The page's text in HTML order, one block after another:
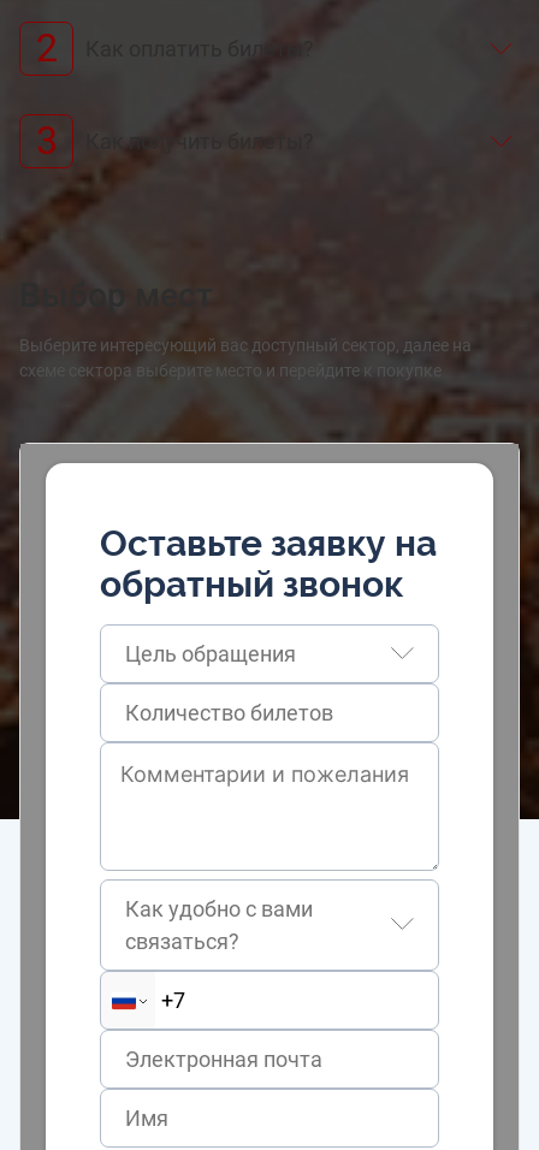
2
3 Как получить билеты?
Выберите интересующий вас доступный сектор, далее на
схеме сектора выберите место и перейдите к покупке
Оставьте заявку на
обратный звонок
Цель обращения
Как удобно с вами
связаться?